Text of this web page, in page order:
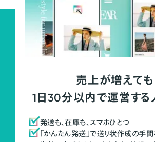
売上が増えても
1日30分以内で運営す
発送も、在庫も、スマホひとつ
「かんたん発送」で送り状作成の手間